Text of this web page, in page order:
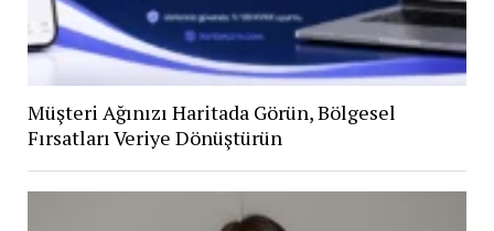
Müşteri Ağınızı Haritada Görün, Bölgesel
Fırsatları Veriye Dönüştürün